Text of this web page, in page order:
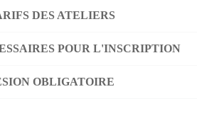
DES ATELIERS
POUR L'INSCRIPTION
OBLIGATOIRE